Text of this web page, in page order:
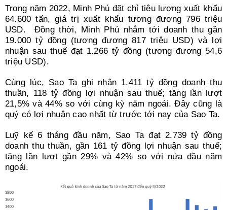
Trong năm 2022, Minh Phú đặt chỉ tiêu lượng xuất khẩu
64.600 tấn, giá trị xuất khẩu tương đương 796 triệu
USD. Đồng thời, Minh Phú nhắm tới doanh thu gần
19.000 tỷ đồng (tương đương 817 triệu USD) và lợi
nhuận sau thuế đạt 1.266 tỷ đồng (tương đương 54,6
triệu USD).
Cùng lúc, Sao Ta ghi nhận 1.411 tỷ đồng doanh thu
thuần, 118 tỷ đồng lợi nhuận sau thuế; tăng lần lượt
21,5% và 44% so với cùng kỳ năm ngoái. Đây cũng là
quý có lợi nhuận cao nhất từ trước tới nay của Sao Ta.
Luỹ kế 6 tháng đầu năm, Sao Ta đạt 2.739 tỷ đồng
doanh thu thuần, gần 161 tỷ đồng lợi nhuận sau thuế;
tăng lần lượt gần 29% và 42% so với nửa đầu năm
ngoái.